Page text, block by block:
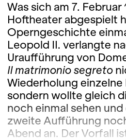
Was sich am 7. Februar
Hoftheater abgespielt
Operngeschichte
Leopold II. verlangte
Uraufführung von
Il matrimonio segreto
Wiederholung einzelne
sondern wollte gleich
noch einmal sehen
zweite Aufführung
Abend an. Der Vorfall